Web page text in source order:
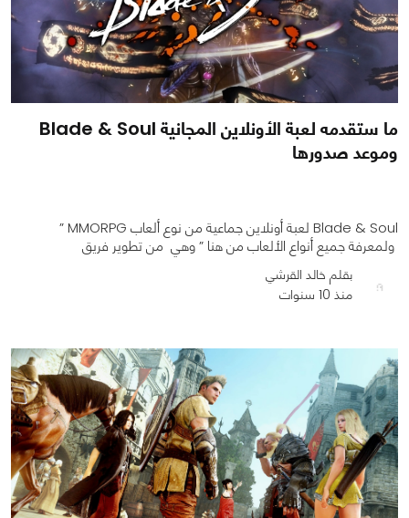
1011
ما ستقدمه لعبة الأونلاين المجانية Blade & Soul
وموعد صدورها
Blade & Soul لعبة أونلاين جماعية من نوع ألعاب MMORPG ”
ولمعرفة جميع أنواع الألعاب من هنا ” وهي من تطوير فريق
بقلم خالد القرشي
منذ 10 سنوات